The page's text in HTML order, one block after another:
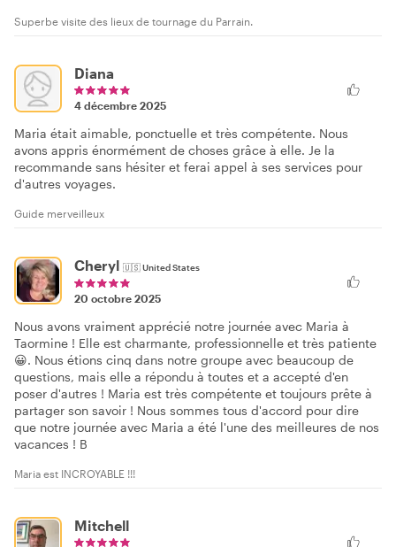
Superbe visite des lieux de tournage du Parrain.
Diana
4 décembre 2025
Maria était aimable, ponctuelle et très compétente. Nous
avons appris énormément de choses grâce à elle. Je la
recommande sans hésiter et ferai appel à ses services pour
d'autres voyages.
Guide merveilleux
Cheryl 🇺🇸United States
20 octobre 2025
Nous avons vraiment apprécié notre journée avec Maria à
Taormine ! Elle est charmante, professionnelle et très patiente
😀. Nous étions cinq dans notre groupe avec beaucoup de
questions, mais elle a répondu à toutes et a accepté d'en
poser d'autres ! Maria est très compétente et toujours prête à
partager son savoir ! Nous sommes tous d'accord pour dire
que notre journée avec Maria a été l'une des meilleures de nos
vacances ! B
Maria est INCROYABLE !!!
Mitchell